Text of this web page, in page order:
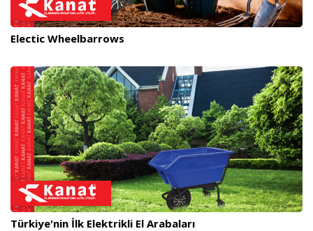
Electic Wheelbarrows
Türkiye'nin İlk Elektrikli El Arabaları